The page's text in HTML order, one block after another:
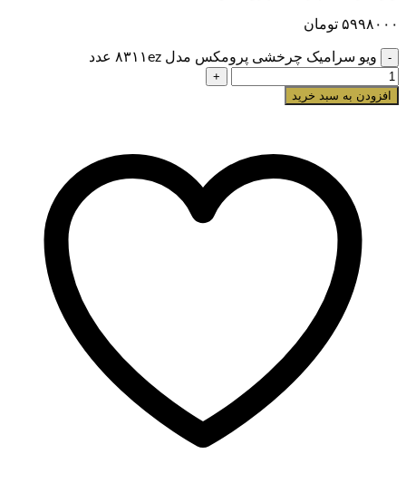
۵۹۹۸۰۰۰ تومان
ویو سرامیک چرخشی پرومکس مدل ۸۳۱۱ez عدد
افزودن به سبد خرید